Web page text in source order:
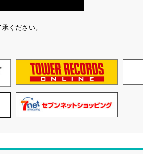
ください。